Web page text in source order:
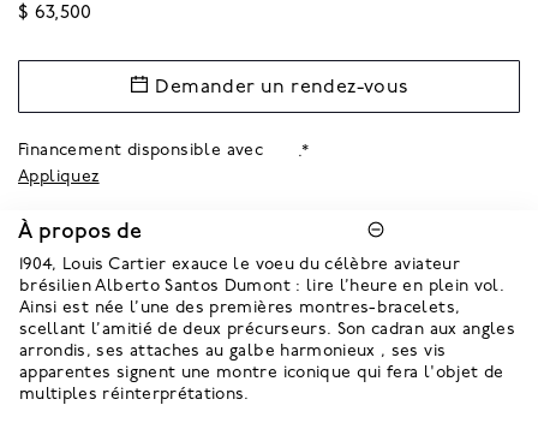
$ 63,500
Financement disponsible avec
.*
Appliquez
Demander un rendez-vous
À propos de
1904, Louis Cartier exauce le voeu du célèbre aviateur
brésilien Alberto Santos Dumont : lire l’heure en plein vol.
Ainsi est née l’une des premières montres-bracelets,
scellant l’amitié de deux précurseurs. Son cadran aux angles
arrondis, ses attaches au galbe harmonieux , ses vis
apparentes signent une montre iconique qui fera l'objet de
multiples réinterprétations.